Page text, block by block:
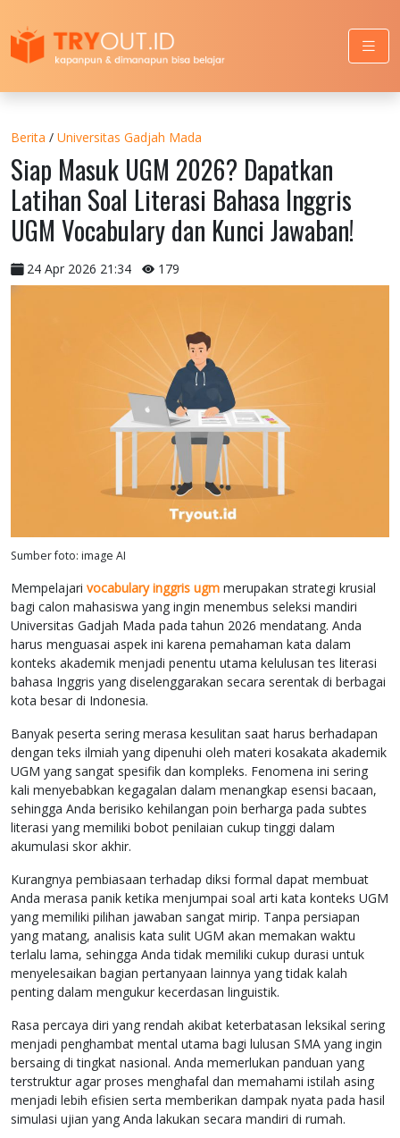
Berita / Universitas Gadjah Mada
Siap Masuk UGM 2026? Dapatkan
Latihan Soal Literasi Bahasa Inggris
UGM Vocabulary dan Kunci Jawaban!
24 Apr 2026 21:34 179
Sumber foto: image AI
Mempelajari vocabulary inggris ugm merupakan strategi krusial
bagi calon mahasiswa yang ingin menembus seleksi mandiri
Universitas Gadjah Mada pada tahun 2026 mendatang. Anda
harus menguasai aspek ini karena pemahaman kata dalam
konteks akademik menjadi penentu utama kelulusan tes literasi
bahasa Inggris yang diselenggarakan secara serentak di berbagai
kota besar di Indonesia.
Banyak peserta sering merasa kesulitan saat harus berhadapan
dengan teks ilmiah yang dipenuhi oleh materi kosakata akademik
UGM yang sangat spesifik dan kompleks. Fenomena ini sering
kali menyebabkan kegagalan dalam menangkap esensi bacaan,
sehingga Anda berisiko kehilangan poin berharga pada subtes
literasi yang memiliki bobot penilaian cukup tinggi dalam
akumulasi skor akhir.
Kurangnya pembiasaan terhadap diksi formal dapat membuat
Anda merasa panik ketika menjumpai soal arti kata konteks UGM
yang memiliki pilihan jawaban sangat mirip. Tanpa persiapan
yang matang, analisis kata sulit UGM akan memakan waktu
terlalu lama, sehingga Anda tidak memiliki cukup durasi untuk
menyelesaikan bagian pertanyaan lainnya yang tidak kalah
penting dalam mengukur kecerdasan linguistik.
Rasa percaya diri yang rendah akibat keterbatasan leksikal sering
menjadi penghambat mental utama bagi lulusan SMA yang ingin
bersaing di tingkat nasional. Anda memerlukan panduan yang
terstruktur agar proses menghafal dan memahami istilah asing
menjadi lebih efisien serta memberikan dampak nyata pada hasil
simulasi ujian yang Anda lakukan secara mandiri di rumah.